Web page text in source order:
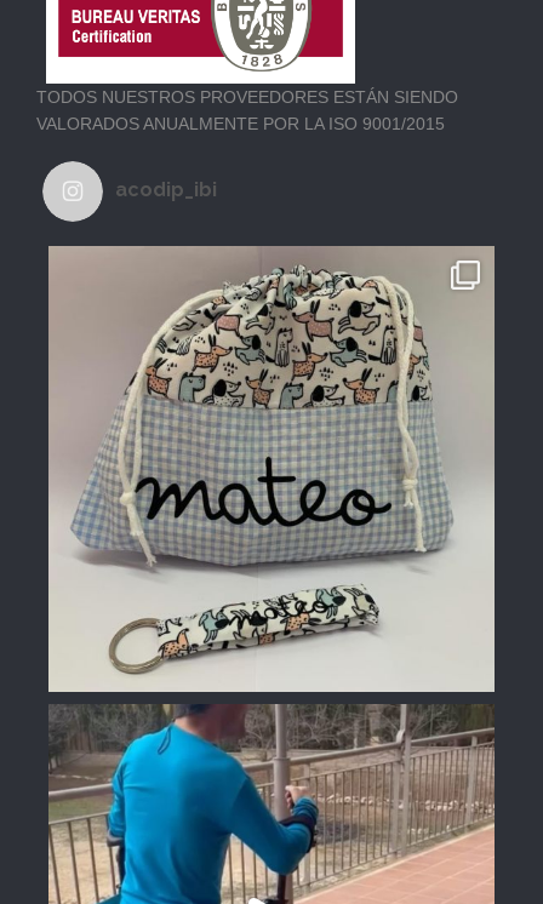
TODOS NUESTROS PROVEEDORES ESTÁN SIENDO
VALORADOS ANUALMENTE POR LA ISO 9001/2015
acodip_ibi